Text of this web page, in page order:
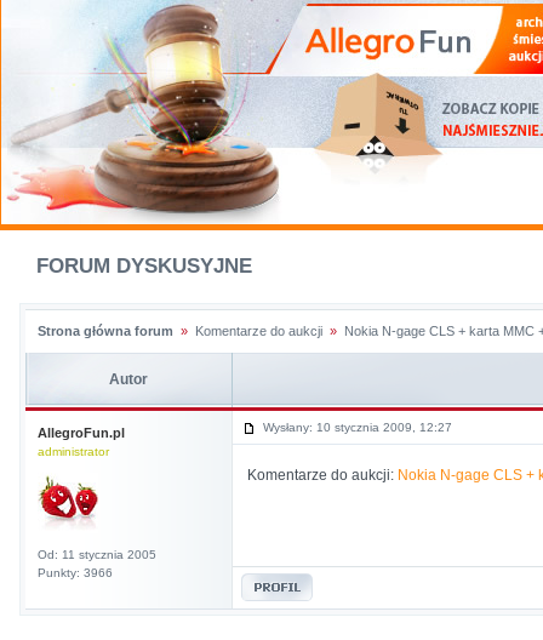
FORUM DYSKUSYJNE
Strona główna forum » Komentarze do aukcji » Nokia N-gage CLS + karta MMC
Autor
AllegroFun.pl
administrator
Od: 11 stycznia 2005
Punkty: 3966
Wysłany: 10 stycznia 2009, 12:27
Komentarze do aukcji: Nokia N-gage CLS +